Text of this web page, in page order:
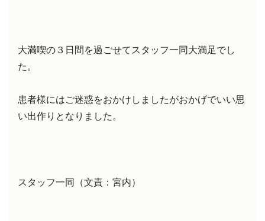
大満喫の３日間を過ごせてスタッフ一同大満足でし
た。
患者様にはご迷惑をおかけしましたがおかげでいい思
い出作りとなりました。
スタッフ一同（文責：宮内）